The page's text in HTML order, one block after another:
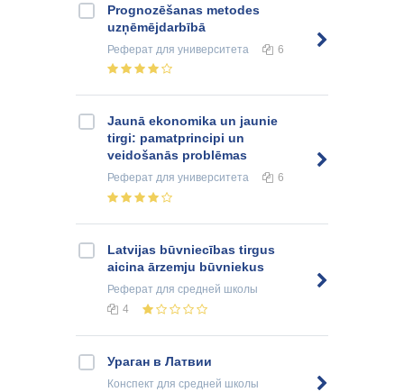
Prognozēšanas metodes
uzņēmējdarbībā
Реферат для университета 6
Jaunā ekonomika un jaunie
tirgi: pamatprincipi un
veidošanās problēmas
Реферат для университета 6
Latvijas būvniecības tirgus
aicina ārzemju būvniekus
Реферат для средней школы
4
Ураган в Латвии
Конспект для средней школы